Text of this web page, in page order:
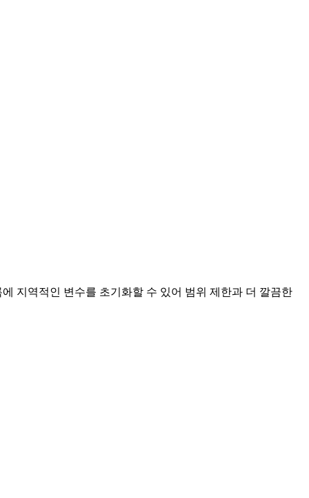
에 지역적인 변수를 초기화할 수 있어 범위 제한과 더 깔끔한